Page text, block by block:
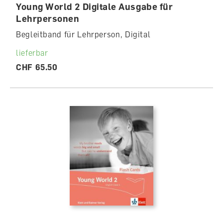
Young World 2 Digitale Ausgabe für
Lehrpersonen
Begleitband für Lehrperson, Digital
lieferbar
CHF 65.50